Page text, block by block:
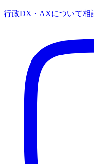
行政DX・AXについて相